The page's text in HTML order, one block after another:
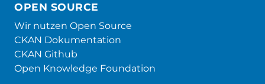
OPEN SOURCE
Wir nutzen Open Source
CKAN Dokumentation
CKAN Github
Open Knowledge Foundation